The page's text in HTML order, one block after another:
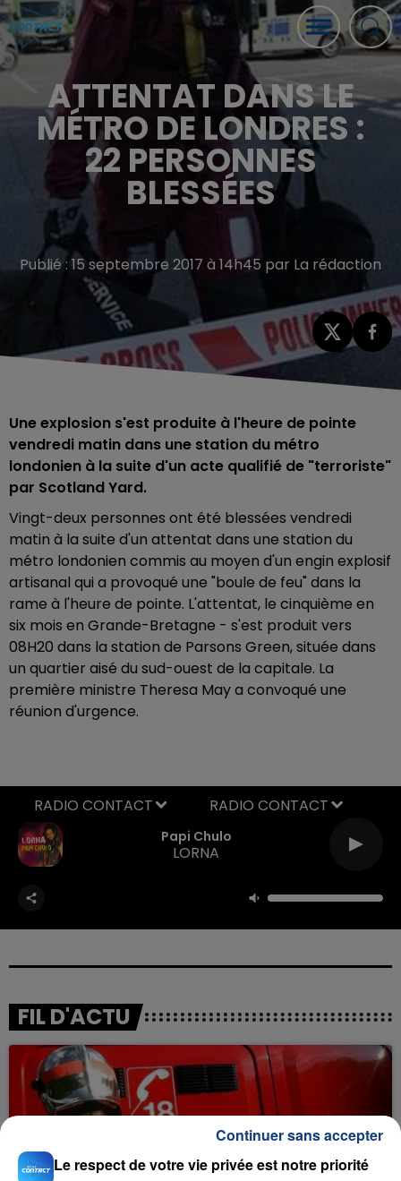
ATTENTAT DANS LE
MÉTRO DE LONDRES :
22 PERSONNES
BLESSÉES
Publié : 15 septembre 2017 à 14h45 par La rédaction
Une explosion s'est produite à l'heure de pointe
vendredi matin dans une station du métro
londonien à la suite d'un acte qualifié de "terroriste"
par Scotland Yard.
Vingt-deux personnes ont été blessées vendredi
matin à la suite d'un attentat dans une station du
métro londonien commis au moyen d'un engin explosif
artisanal qui a provoqué une "boule de feu" dans la
rame à l'heure de pointe. L'attentat, le cinquième en
six mois en Grande-Bretagne - s'est produit vers
08H20 dans la station de Parsons Green, située dans
un quartier aisé du sud-ouest de la capitale. La
première ministre Theresa May a convoqué une
réunion d'urgence.
Papi Chulo
LORNA
RADIO CONTACT
FIL D'ACTU
Le respect de votre vie privée est notre priorité
Continuer sans accepter